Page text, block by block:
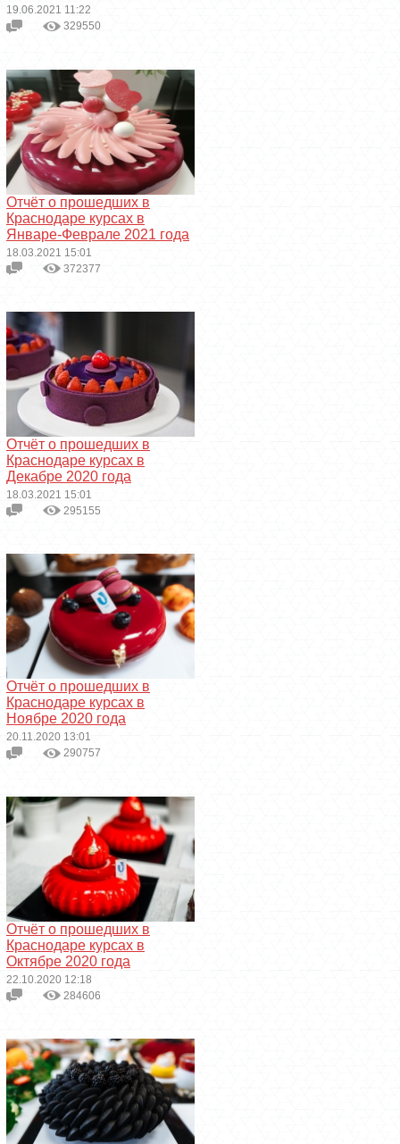
19.06.2021 11:22
329550
Отчёт о прошедших в
Краснодаре курсах в
Январе-Феврале 2021 года
18.03.2021 15:01
372377
Отчёт о прошедших в
Краснодаре курсах в
Декабре 2020 года
18.03.2021 15:01
295155
Отчёт о прошедших в
Краснодаре курсах в
Ноябре 2020 года
20.11.2020 13:01
290757
Отчёт о прошедших в
Краснодаре курсах в
Октябре 2020 года
22.10.2020 12:18
284606